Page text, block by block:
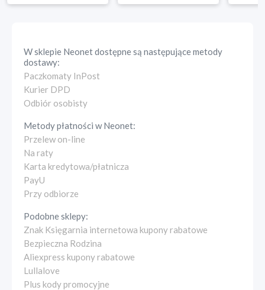
W sklepie Neonetdostępne są następujące metody
dostawy:
Paczkomaty InPost
Kurier DPD
Odbiór osobisty
Metody płatności wNeonet:
Przelew on-line
Na raty
Karta kredytowa/płatnicza
PayU
Przy odbiorze
Podobne sklepy:
Znak Księgarnia internetowa kupony rabatowe
Bezpieczna Rodzina
Aliexpress kupony rabatowe
Lullalove
Plus kody promocyjne